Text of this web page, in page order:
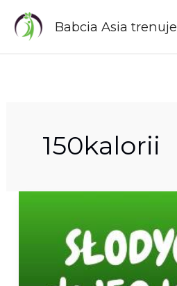
do
treści
Babcia Asia trenuje
150kalorii
kalorii